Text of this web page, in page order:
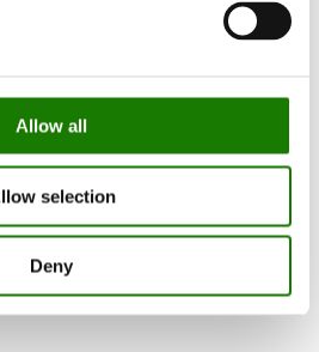
Allow all
selection
Deny
licht en hypermodern uiterlijk, is
keramische steen die warmte
tijd afgeeft.
een hoogte van 160 of 120 cm, met
keramische steen. In het hoge model
speksteen binnen in de kachel.
design met slimme en efficiënte